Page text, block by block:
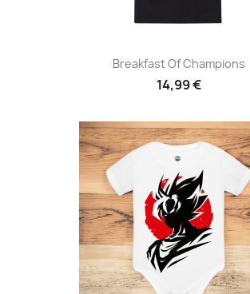
Breakfast Of Champions
14,99 €